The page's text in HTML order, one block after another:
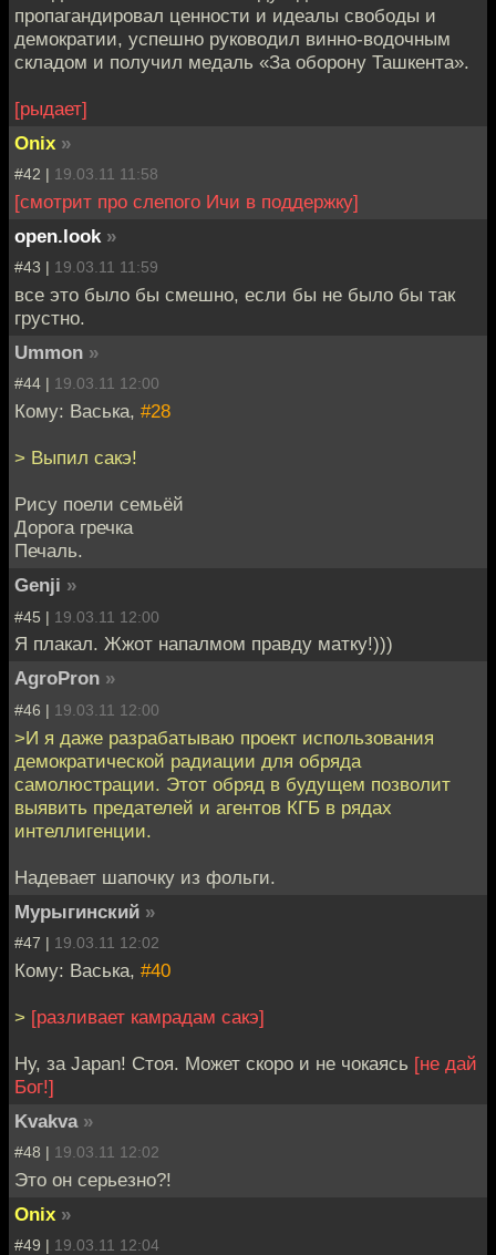
пропагандировал ценности и идеалы свободы и
демократии, успешно руководил винно-водочным
складом и получил медаль «За оборону Ташкента».
[рыдает]
Onix »
#42 | 19.03.11 11:58
[смотрит про слепого Ичи в поддержку]
open.look »
#43 | 19.03.11 11:59
все это было бы смешно, если бы не было бы так
грустно.
Ummon »
#44 | 19.03.11 12:00
Кому: Васька, #28
> Выпил сакэ!
Рису поели семьёй
Дорога гречка
Печаль.
Genji »
#45 | 19.03.11 12:00
Я плакал. Жжот напалмом правду матку!)))
AgroPron »
#46 | 19.03.11 12:00
>И я даже разрабатываю проект использования
демократической радиации для обряда
самолюстрации. Этот обряд в будущем позволит
выявить предателей и агентов КГБ в рядах
интеллигенции.
Надевает шапочку из фольги.
Мурыгинский »
#47 | 19.03.11 12:02
Кому: Васька, #40
> [разливает камрадам сакэ]
Ну, за Japan! Стоя. Может скоро и не чокаясь [не дай
Бог!]
Kvakva »
#48 | 19.03.11 12:02
Это он серьезно?!
Onix »
#49 | 19.03.11 12:04